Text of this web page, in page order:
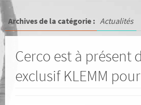
Archives de la catégorie : Actualités
Cerco est à présent
exclusif KLEMM